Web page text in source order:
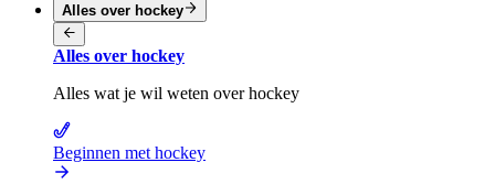
Alles over hockey
Alles over hockey
Alles wat je wil weten over hockey
Beginnen met hockey